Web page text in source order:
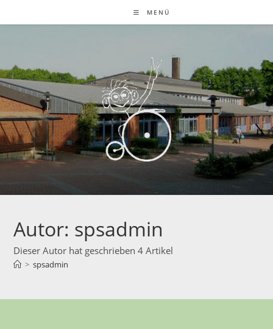
Inhalt
MENÜ
Autor: spsadmin
Dieser Autor hat geschrieben 4 Artikel
> spsadmin